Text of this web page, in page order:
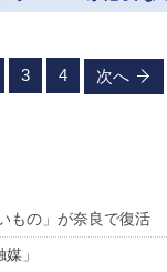
3 4 次へ
もの」が奈良で復活
」